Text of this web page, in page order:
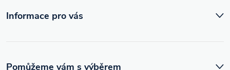
Informace pro vás
Pomůžeme vám s výběrem